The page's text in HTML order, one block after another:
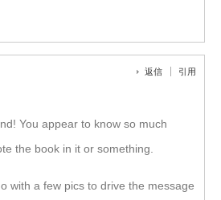
返信 引用
You appear to know so much
the book in it or something.
with a few pics to drive the message